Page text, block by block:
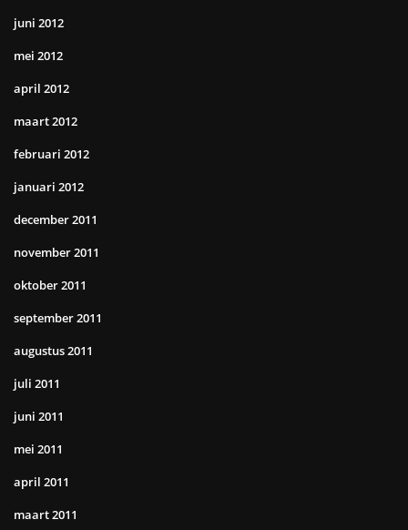
juni 2012
mei 2012
april 2012
maart 2012
februari 2012
januari 2012
december 2011
november 2011
oktober 2011
september 2011
augustus 2011
juli 2011
juni 2011
mei 2011
april 2011
maart 2011